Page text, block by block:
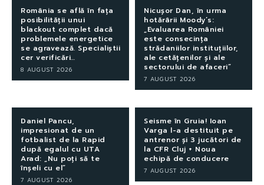
România se află în fața
posibilității unui
blackout complet dacă
problemele energetice
se agravează. Specialiștii
cer verificări…
8 AUGUST 2026
Nicușor Dan, în urma
hotărârii Moody’s:
„Evaluarea României
este consecința
strădaniilor instituțiilor,
ale cetățenilor și ale
sectorului de afaceri”
7 AUGUST 2026
Daniel Pancu,
impresionat de un
fotbalist de la Rapid
după egalul cu UTA
Arad: „Nu poți să te
înșeli cu el”
7 AUGUST 2026
Seisme în Gruia! Ioan
Varga l-a destituit pe
antrenor și 3 jucători de
la CFR Cluj + Noua
echipă de conducere
7 AUGUST 2026